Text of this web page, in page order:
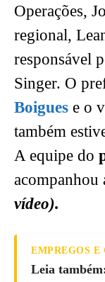
Operações,
regional,
responsável
Singer. O
Boigues e o
também
A equipe do
acompanhou
vídeo).
EMPREGOS E
Leia